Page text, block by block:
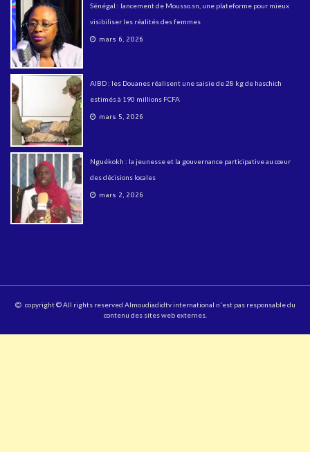
Sénégal : lancement de Mousso.sn, une plateforme pour mieux
visibiliser les réalités des femmes
mars 6, 2026
AIBD : les Douanes réalisent une saisie de 28 kg de haschich
estimés à 190 millions FCFA
mars 5, 2026
Nguékokh : la jeunesse et la gouvernance participative au cœur
des décisions locales
mars 2, 2026
copyright © All rights reserved Almoudiadidtv international n'est pas responsable du
contenu des sites web externes.